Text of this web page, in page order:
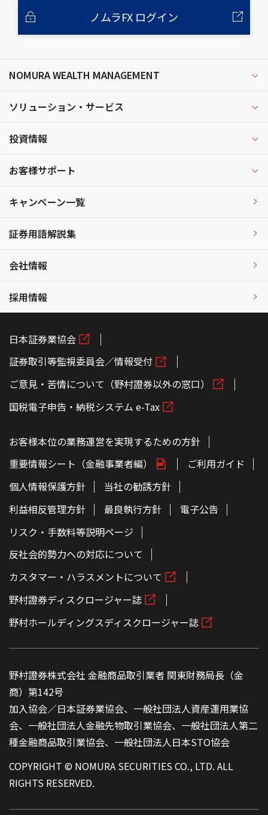
ノムラFX ログイン
NOMURA WEALTH MANAGEMENT
ソリューション・サービス
投資情報
お客様サポート
キャンペーン一覧
証券用語解説集
会社情報
採用情報
日本証券業協会
証券取引等監視委員会／情報受付
ご意見・苦情について（野村證券以外の窓口）
国税電子申告・納税システム e-Tax
お客様本位の業務運営を実現するための方針
重要情報シート（金融事業者編）
ご利用ガイド
個人情報保護方針
当社の勧誘方針
利益相反管理方針
最良執行方針
電子公告
リスク・手数料等説明ページ
反社会的勢力への対応について
カスタマー・ハラスメントについて
野村證券ディスクロージャー誌
野村ホールディングスディスクロージャー誌
野村證券株式会社 金融商品取引業者 関東財務局長（金
商）第142号
加入協会／日本証券業協会、一般社団法人資産運用業協
会、一般社団法人金融先物取引業協会、一般社団法人第二
種金融商品取引業協会、一般社団法人日本STO協会
COPYRIGHT © NOMURA SECURITIES CO., LTD. ALL
RIGHTS RESERVED.